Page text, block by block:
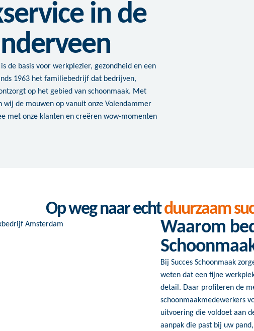
in de
de basis voor werkplezier, gezondheid en een
1963 het familiebedrijf dat bedrijven,
op het gebied van schoonmaak. Met
de mouwen op vanuit onze Volendammer
met onze klanten en creëren wow-momenten
Op weg naar echtduurzaam
Waarom
Bij Succes Schoonmaak
weten dat een fijne
detail. Daar profiteren de
schoonmaakmedewerkers
uitvoering die voldoet aan
aanpak die past bij uw